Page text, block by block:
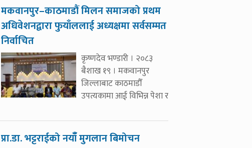
मकवानपुर–काठमाडौं मिलन समाजको प्रथम
अधिवेशनद्वारा फुयाँललाई अध्यक्षमा सर्वसम्मत
निर्वाचित
कृष्णदेव भण्डारी । २०८३
बैशाख १९ । मकवानपुर
जिल्लाबाट काठमाडौँ
उपत्यकामा आई विभिन्न पेशा र
प्रा.डा. भट्टराईको नयाँँ मुगलान बिमोचन